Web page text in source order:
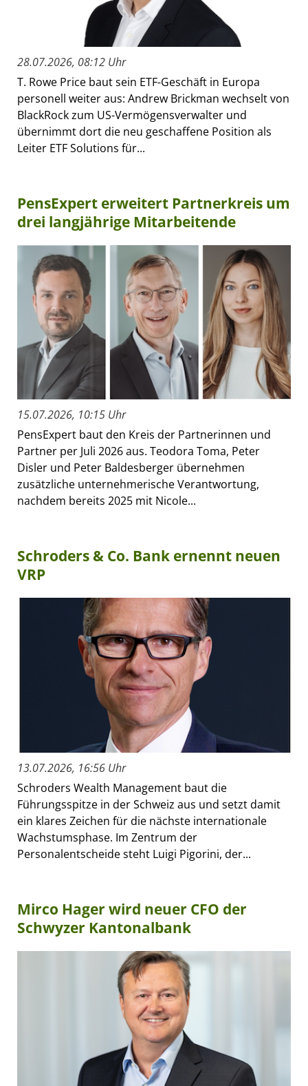
28.07.2026, 08:12 Uhr
T. Rowe Price baut sein ETF-Geschäft in Europa
personell weiter aus: Andrew Brickman wechselt von
BlackRock zum US-Vermögensverwalter und
übernimmt dort die neu geschaffene Position als
Leiter ETF Solutions für...
PensExpert erweitert Partnerkreis um
drei langjährige Mitarbeitende
15.07.2026, 10:15 Uhr
PensExpert baut den Kreis der Partnerinnen und
Partner per Juli 2026 aus. Teodora Toma, Peter
Disler und Peter Baldesberger übernehmen
zusätzliche unternehmerische Verantwortung,
nachdem bereits 2025 mit Nicole...
Schroders & Co. Bank ernennt neuen
VRP
13.07.2026, 16:56 Uhr
Schroders Wealth Management baut die
Führungsspitze in der Schweiz aus und setzt damit
ein klares Zeichen für die nächste internationale
Wachstumsphase. Im Zentrum der
Personalentscheide steht Luigi Pigorini, der...
Mirco Hager wird neuer CFO der
Schwyzer Kantonalbank